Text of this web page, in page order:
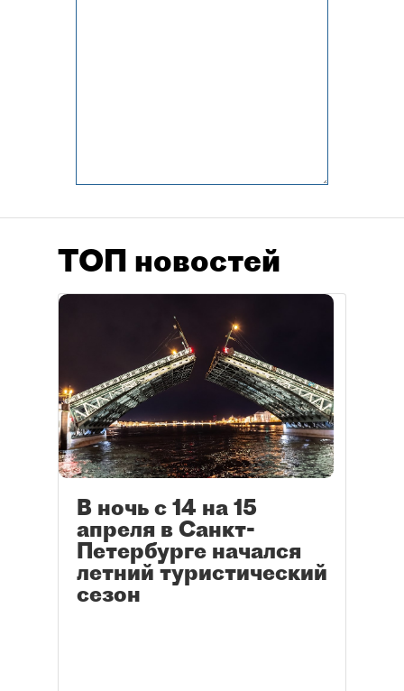
ТОП новостей
В ночь с 14 на 15
апреля в Санкт-
Петербурге начался
летний туристический
сезон